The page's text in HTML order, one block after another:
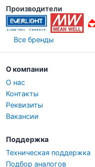
Производители
Все бренды
О компании
О нас
Контакты
Реквизиты
Вакансии
Поддержка
Техническая поддержка
Подбор аналогов